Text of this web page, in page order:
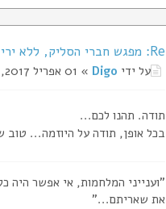
Re: מפגש חברי הסליק, ללא ירי כלל, נשמע לכם?
על ידי Digo » 01 אפריל 2017, 22:25
תודה. תהנו לכם...
בכל אופן, תודה על היוזמה... טוב
"וענייני המלחמות, אי אפשר היה
את שאריתם..."